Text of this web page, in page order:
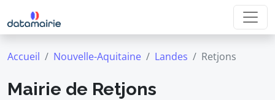
Accueil Nouvelle-Aquitaine Landes Retjons
Mairie de Retjons